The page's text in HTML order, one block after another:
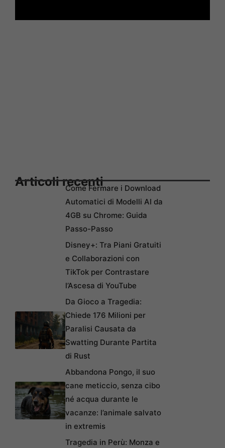
Articoli recentiCome Fermare i Download
Automatici di Modelli AI da
4GB su Chrome: Guida
Passo-Passo
Disney+: Tra Piani Gratuiti
e Collaborazioni con
TikTok per Contrastare
l’Ascesa di YouTube
Da Gioco a Tragedia:
Chiede 176 Milioni per
Paralisi Causata da
Swatting Durante Partita
di Rust
Abbandona Pongo, il suo
cane meticcio, senza cibo
né acqua durante le
vacanze: l’animale salvato
in extremis
Tragedia in Perù: Monza e